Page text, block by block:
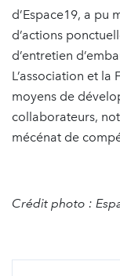
d’Espace19, a pu
d’actions
d’entretien
L’association et
moyens de
collaborateurs,
mécénat de
Crédit photo :